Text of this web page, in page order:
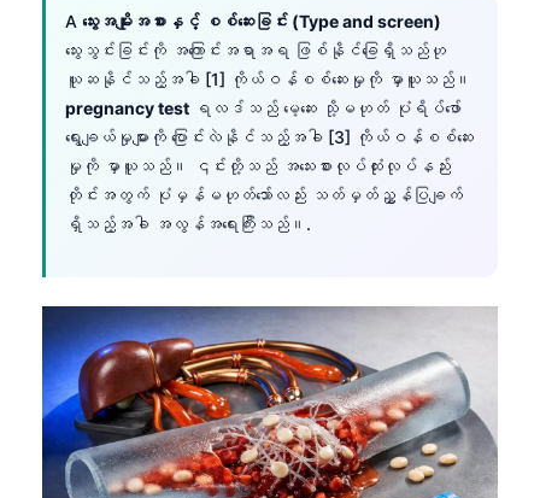
A သွေးအမျိုးအစားနှင့် စစ်ဆေးခြင်း (Type and screen)
သွေးသွင်းခြင်းကို အကြောင်းအရာအရ ဖြစ်နိုင်ခြေရှိသည်ဟု
ယူဆနိုင်သည့်အခါ [1] ကိုယ်ဝန်စစ်ဆေးမှုကို မှာယူသည်။
pregnancy test ရလဒ်သည် မေ့ဆေး သို့မဟုတ် ပုံရိပ်ဖော်
ရွေးချယ်မှုများကို ပြောင်းလဲနိုင်သည့်အခါ [3] ကိုယ်ဝန်စစ်ဆေး
မှုကို မှာယူသည်။ ၎င်းတို့သည် အသေးစားလုပ်ထုံးလုပ်နည်း
တိုင်းအတွက် ပုံမှန်မဟုတ်သော်လည်း သတ်မှတ်ညွှန်ပြချက်
ရှိသည့်အခါ အလွန်အရေးကြီးသည်။.
Slovenščina
Magyar
Shqip
বাংলা
اردو
தமிழ்
ગુજરાતી
ಕನ್ನಡ
മലയാളം
Bahasa Melayu
Tiếng Việt